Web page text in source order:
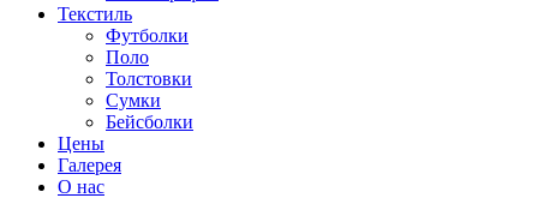
Текстиль
Футболки
Поло
Толстовки
Сумки
Бейсболки
Цены
Галерея
О нас